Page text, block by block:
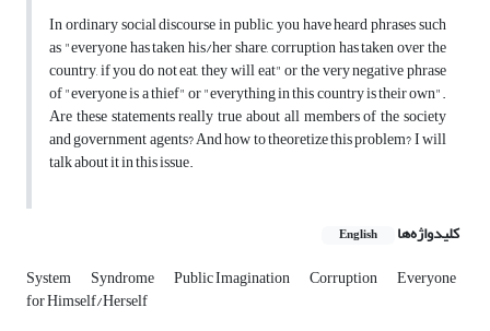
In ordinary social discourse in public, you have heard phrases such
as "everyone has taken his/her share, corruption has taken over the
country, if you do not eat, they will eat" or the very negative phrase
of "everyone is a thief" or "everything in this country is their own".
Are these statements really true about all members of the society
and government agents?And how to theoretize this problem?I will
talk about it in this issue.
کلیدواژه‌ها English
System Syndrome Public Imagination Corruption Everyone
for Himself/Herself